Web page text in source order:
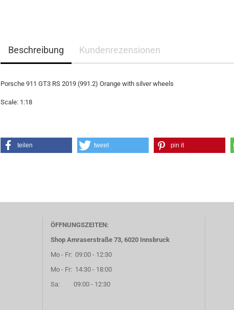
Beschreibung Kundenrezensionen
Porsche 911 GT3 RS 2019 (991.2) Orange with silver wheels
Scale: 1:18
teilen tweet pin it
ÖFFNUNGSZEITEN:
Shop Amraserstraße 73, 6020 Innsbruck
Mo - Fr: 09:00 - 12:30
Mo - Fr: 14:30 - 18:00
Sa: 09:00 - 12:30